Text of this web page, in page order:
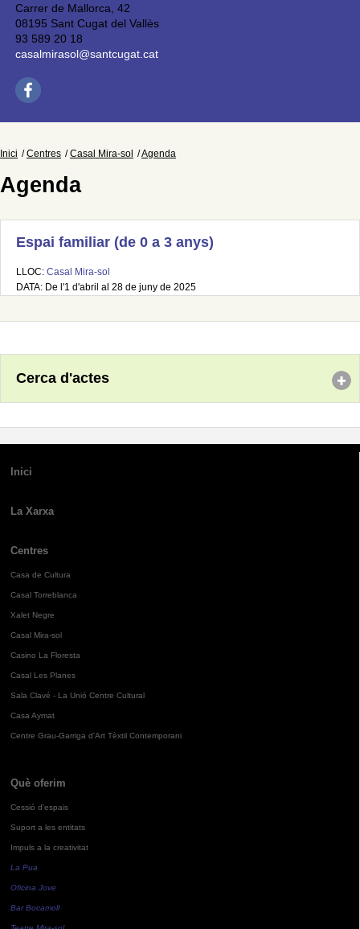
Carrer de Mallorca, 42
08195 Sant Cugat del Vallès
93 589 20 18
casalmirasol@santcugat.cat
Inici Centres Casal Mira-sol Agenda
Agenda
Espai familiar (de 0 a 3 anys)
LLOC: Casal Mira-sol
DATA: De l'1 d'abril al 28 de juny de 2025
Cerca d'actes
Inici
La Xarxa
Centres
Casa de Cultura
Casal Torreblanca
Xalet Negre
Casal Mira-sol
Casino La Floresta
Casal Les Planes
Sala Clavé - La Unió Centre Cultural
Casa Aymat
Centre Grau-Garriga d'Art Tèxtil Contemporani
Què oferim
Cessió d'espais
Suport a les entitats
Impuls a la creativitat
La Pua
Oficina Jove
Bar Bocamoll